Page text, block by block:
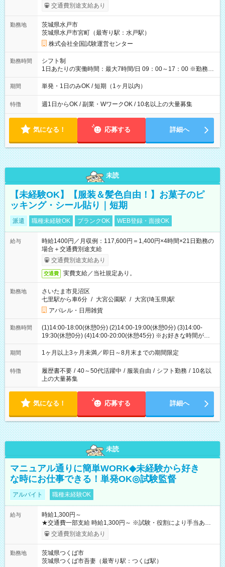
※勤務回数により昇給あり 【即給（前払い）オプションあ
り！】 希望される場合、勤務から1週間ほどで給与の一部を受け
例】 ・河合塾模擬試験 8:30～17:30（休憩1時間） 時給1,300円
×8時間＝日収10,400円＋交通費 ※当日の役割により時給＋100
円の場合あり ・国家試験 7:00～13:30（休憩なし） 時給1,300
円（役割手当＋100円）×6時間＝日収8,400円＋交通費 【試用期
間】試用期間なし
交通費別途支給あり
勤務地
茨城県水戸市
茨城県水戸市宮町（最寄り駅：水戸駅）
株式会社全国試験運営センター
勤務時間
シフト制
1日あたりの実働時間：最大7時間/日 09：00～17：00 ※勤務時
間は 試験により異なります。
期間 単発・1日のみOK / 短期（1ヶ月以内）
特徴 週1日からOK / 副業・WワークOK / 10名以上の大量募集
気になる！ 応募する 詳細へ
未読
【未経験OK】【服装＆髪色自由！】お菓子のピ
ッキング・シール貼り｜短期
派遣 職種未経験OK ブランクOK WEB登録・面接OK
給与
時給1400円／月収例：117,600円＝1,400円×4時間×21日勤務の
場合＋交通費別途支給
交通費別途支給あり
交通費 実費支給／当社規定あり。
勤務地
さいたま市見沼区
七里駅から車6分 / 大宮公園駅 / 大宮(埼玉県)駅
アパレル・日用雑貨
勤務時間
(1)14:00-18:00(休憩0分) (2)14:00-19:00(休憩0分) (3)14:00-
19:30(休憩0分) (4)14:00-20:00(休憩45分) ※お好きな時間が選べ
ます
期間 1ヶ月以上3ヶ月未満／即日～8月末までの期間限定
特徴 履歴書不要 / 40～50代活躍中 / 服装自由 / シフト勤務 / 10名以
上の大量募集
気になる！ 応募する 詳細へ
未読
マニュアル通りに簡単WORK◆未経験から好き
な時にお仕事できる！単発OK◎試験監督
アルバイト 職種未経験OK
給与
時給1,300円～
★交通費一部支給 時給1,300円～ ※試験・役割により手当あり
※勤務回数により昇給あり 【即給（前払い）オプションあ
り！】 希望される場合、勤務から1週間ほどで給与の一部を受け
例】 ・河合塾模擬試験 8:30～17:30（休憩1時間） 時給1,300円
×8時間＝日収10,400円＋交通費 ※当日の役割により時給＋100
交通費別途支給あり
勤務地
茨城県つくば市
茨城県つくば市吾妻（最寄り駅：つくば駅）